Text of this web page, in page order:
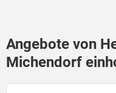
Angebote von
Michendorf